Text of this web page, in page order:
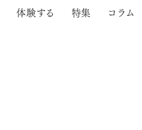
体験する 特集 コラム